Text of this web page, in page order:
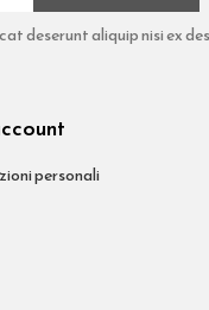
deserunt aliquip nisi ex
personali